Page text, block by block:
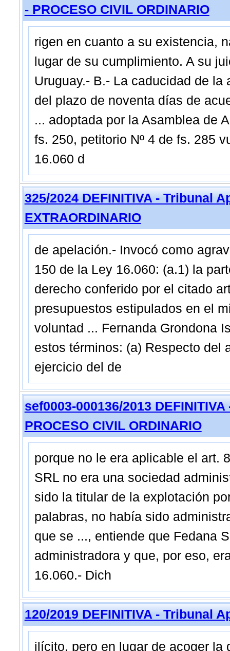
- PROCESO CIVIL ORDINARIO
rigen en cuanto a su existencia,
lugar de su cumplimiento. A su
Uruguay.- B.- La caducidad de
del plazo de noventa días de
... adoptada por la Asamblea de
fs. 250, petitorio Nº 4 de fs. 285
16.060 d
325/2024 DEFINITIVA - Tribunal
EXTRAORDINARIO
de apelación.- Invocó como
150 de la Ley 16.060: (a.1) la
derecho conferido por el citado
presupuestos estipulados en el
voluntad ... Fernanda Grondona
estos términos: (a) Respecto del
ejercicio del de
sef0003-000136/2013
PROCESO CIVIL ORDINARIO
porque no le era aplicable el art.
SRL no era una sociedad
sido la titular de la explotación
palabras, no había sido
que se ..., entiende que Fedana
administradora y que, por eso,
16.060.- Dich
120/2019 DEFINITIVA - Tribunal
ilícito, pero en lugar de acoger la